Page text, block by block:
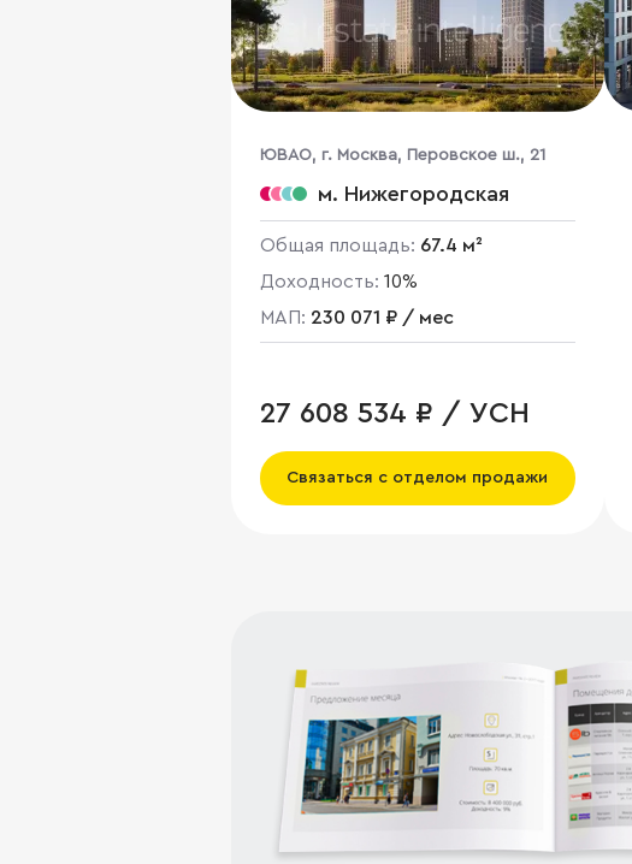
ЮВАО, г. Москва, Перовское ш., 21
м. Нижегородская
Общая площадь: 67.4 м²
Доходность: 10%
МАП: 230 071 ₽ / мес
27 608 534 ₽ / УСН
Связаться с отделом продажи